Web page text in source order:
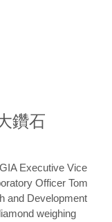
鑽石
Executive Vice
Officer Tom
and Development
weighing